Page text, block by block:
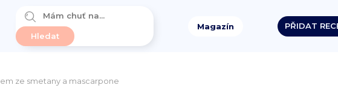
Magazín PŘIDAT
ze smetany a mascarpone